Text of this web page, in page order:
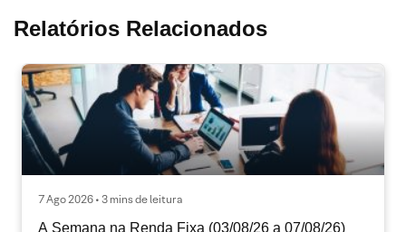
Relatórios Relacionados
7 Ago 2026 • 3 mins de leitura
A Semana na Renda Fixa (03/08/26 a 07/08/26)